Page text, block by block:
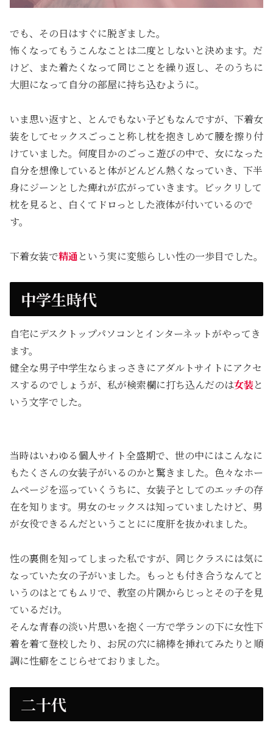
でも、その日はすぐに脱ぎました。
怖くなってもうこんなことは二度としないと決めます。だ
けど、また着たくなって同じことを繰り返し、そのうちに
大胆になって自分の部屋に持ち込むように。
いま思い返すと、とんでもない子どもなんですが、下着女
装をしてセックスごっこと称し枕を抱きしめて腰を擦り付
けていました。何度目かのごっこ遊びの中で、女になった
自分を想像していると体がどんどん熱くなっていき、下半
身にジーンとした痺れが広がっていきます。ビックリして
枕を見ると、白くてドロっとした液体が付いているので
す。
下着女装で精通という実に変態らしい性の一歩目でした。
中学生時代
自宅にデスクトップパソコンとインターネットがやってき
ます。
健全な男子中学生ならまっさきにアダルトサイトにアクセ
スするのでしょうが、私が検索欄に打ち込んだのは女装と
いう文字でした。
当時はいわゆる個人サイト全盛期で、世の中にはこんなに
もたくさんの女装子がいるのかと驚きました。色々なホー
ムページを巡っていくうちに、女装子としてのエッチの存
在を知ります。男女のセックスは知っていましたけど、男
が女役できるんだということにに度肝を抜かれました。
性の裏側を知ってしまった私ですが、同じクラスには気に
なっていた女の子がいました。もっとも付き合うなんてと
いうのはとてもムリで、教室の片隅からじっとその子を見
ているだけ。
そんな青春の淡い片思いを抱く一方で学ランの下に女性下
着を着て登校したり、お尻の穴に綿棒を挿れてみたりと順
調に性癖をこじらせておりました。
二十代